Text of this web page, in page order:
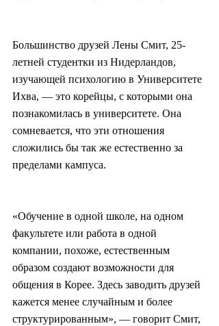
Большинство друзей Лены Смит, 25-
летней студентки из Нидерландов,
изучающей психологию в Университете
Ихва, — это корейцы, с которыми она
познакомилась в университете. Она
сомневается, что эти отношения
сложились бы так же естественно за
пределами кампуса.
«Обучение в одной школе, на одном
факультете или работа в одной
компании, похоже, естественным
образом создают возможности для
общения в Корее. Здесь заводить друзей
кажется менее случайным и более
структурированным», — говорит Смит,